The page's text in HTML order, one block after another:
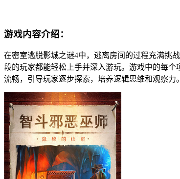
游戏内容介绍：
在密室逃脱影城之谜4中，逃离房间的过程充满挑
段的玩家都能轻松上手并深入游玩。游戏中的每
流畅，引导玩家逐步探索，培养逻辑思维和观察力。